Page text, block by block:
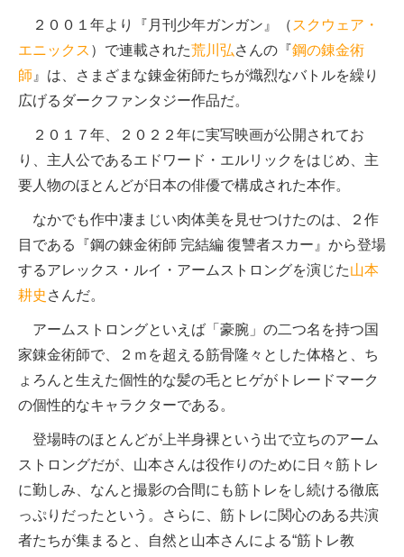
２００１年より『月刊少年ガンガン』（ スクウェア・
エニックス ）で連載された荒川弘さんの『鋼の錬金術
師 』は、さまざまな錬金術師たちが熾烈なバトルを繰り
広げるダークファンタジー作品だ。
２０１７年、２０２２年に実写映画が公開されてお
り、主人公であるエドワード・エルリックをはじめ、主
要人物のほとんどが日本の俳優で構成された本作。
なかでも作中凄まじい肉体美を見せつけたのは、２作
目である『鋼の錬金術師 完結編 復讐者スカー』から登場
するアレックス・ルイ・アームストロングを演じた山本
耕史 さんだ。
アームストロングといえば「豪腕」の二つ名を持つ国
家錬金術師で、２ｍを超える筋骨隆々とした体格と、ち
ょろんと生えた個性的な髪の毛とヒゲがトレードマーク
の個性的なキャラクターである。
登場時のほとんどが上半身裸という出で立ちのアーム
ストロングだが、山本さんは役作りのために日々筋トレ
に勤しみ、なんと撮影の合間にも筋トレをし続ける徹底
っぷりだったという。さらに、筋トレに関心のある共演
者たちが集まると、自然と山本さんによる“筋トレ教